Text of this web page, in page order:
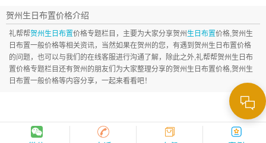
贺州生日布置价格介绍
礼帮帮贺州生日布置价格专题栏目，主要为大家分享贺州生日布置价格,贺州生
日布置一般价格等相关资讯，当然如果在贺州的您，有遇到贺州生日布置价格
的问题，也可以与我们的在线客服进行沟通了解，除此之外,礼帮帮贺州生日布
置价格专题栏目还有贺州的朋友们为大家整理分享的贺州生日布置价格,贺州生
日布置一般价格等内容分享，一起来看看吧！